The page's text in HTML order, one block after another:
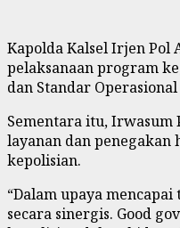
Kapolda Kalsel Irjen
pelaksanaan program
dan Standar
Sementara itu, Irwasum
layanan dan
kepolisian.
“Dalam upaya
secara sinergis. Good